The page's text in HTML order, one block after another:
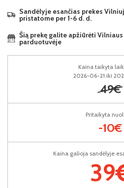
Sandėlyje esančias prekes
pristatome per 1-6 d. d.
Šią prekę galite apžiūrėti
parduotuvėje
Kaina galioja sandėlyje
Kaina taikyta
2026-06-21 iki
49€
Pritaikyta
-10€